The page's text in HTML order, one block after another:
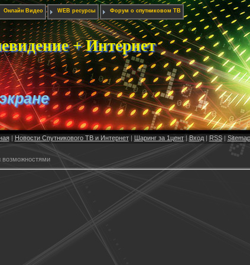
Онлайн Видео WEB ресурсы Форум о спутниковом ТВ
+ Интернет
| Новости Спутникового ТВ и Интернет| Шаринг за 1цент|Вход| RSS| Sitemap
возможностями